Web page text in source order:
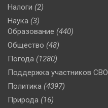
Налоги (2)
Наука (3)
Образование (440)
Общество (48)
Погода (1280)
Поддержка участников СВО
Политика (4397)
Природа (16)